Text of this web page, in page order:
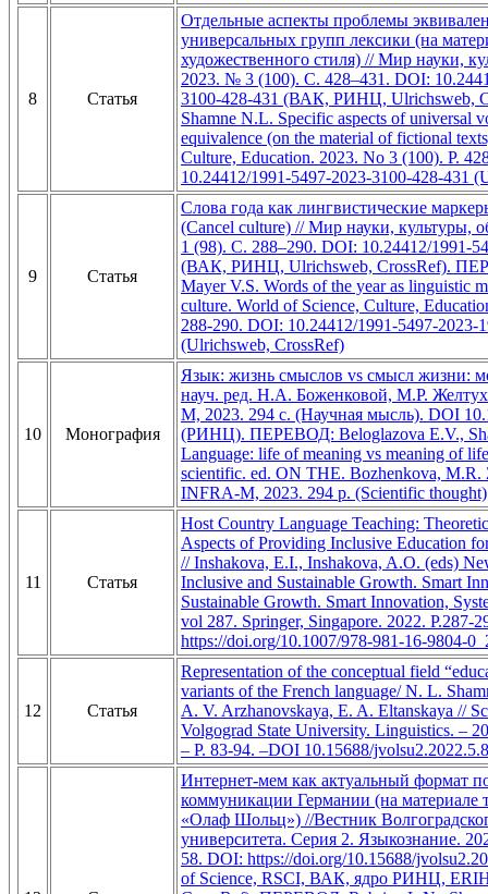
8 Статья
Отдельные аспекты проблемы
универсальных групп лексики (на
художественного стиля) // Мир науки,
2023. № 3 (100). С. 428–431. DOI:
3100-428-431 (ВАК, РИНЦ, Ulrichsweb,
Shamne N.L. Specific aspects of universal
equivalence (on the material of fictional
Culture, Education. 2023. No 3 (100). P.
10.24412/1991-5497-2023-3100-428-431
9 Статья
Слова года как лингвистические
(Cancel culture) // Мир науки, культуры,
1 (98). С. 288–290. DOI: 10.24412/1991-
(ВАК, РИНЦ, Ulrichsweb, CrossRef).
Mayer V.S. Words of the year as linguistic
culture. World of Science, Culture,
288-290. DOI: 10.24412/1991-5497-2023-
(Ulrichsweb, CrossRef)
10 Монография
Язык: жизнь смыслов vs смысл жизни:
науч. ред. Н.А. Боженковой, М.Р.
М, 2023. 294 с. (Научная мысль). DOI
(РИНЦ). ПЕРЕВОД: Beloglazova E.V.,
Language: life of meaning vs meaning of
scientific. ed. ON THE. Bozhenkova, M.R.
INFRA-M, 2023. 294 p. (Scientific thought)
11 Статья
Host Country Language Teaching:
Aspects of Providing Inclusive Education
// Inshakova, E.I., Inshakova, A.O. (eds)
Inclusive and Sustainable Growth. Smart
Sustainable Growth. Smart Innovation,
vol 287. Springer, Singapore. 2022. P.287-
https://doi.org/10.1007/978-981-16-9804-
12 Статья
Representation of the conceptual field
variants of the French language/ N. L.
A. V. Arzhanovskaya, E. A. Eltanskaya //
Volgograd State University. Linguistics. –
– P. 83-94. –DOI 10.15688/
Интернет-мем как актуальный формат
коммуникации Германии (на материале
«Олаф Шольц») //Вестник
университета. Серия 2. Языкознание.
58. DOI: https://doi.org/10.15688/
of Science, RSCI, ВАК, ядро РИНЦ,